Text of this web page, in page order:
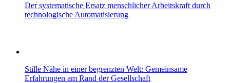
Der systematische Ersatz menschlicher Arbeitskraft durch
technologische Automatisierung
Stille Nähe in einer begrenzten Welt: Gemeinsame
Erfahrungen am Rand der Gesellschaft